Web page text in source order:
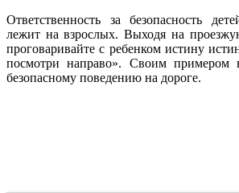
Ответственность за безопасность
лежит на взрослых. Выходя на
проговаривайте с ребенком истину
посмотри направо». Своим примером
безопасному поведению на дороге.